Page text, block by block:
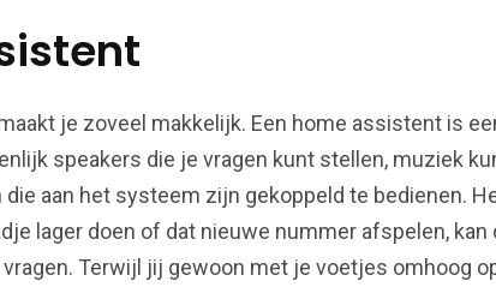
je zoveel makkelijk. Een home assistent is
speakers die je vragen kunt stellen, muziek
die aan het systeem zijn gekoppeld te bedienen.
lager doen of dat nieuwe nummer afspelen,
Terwijl jij gewoon met je voetjes omhoog